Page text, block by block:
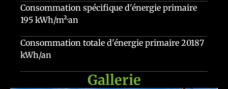
Consommation spécifique d'énergie primaire
195 kWh/m²·an
Consommation totale d'énergie primaire 20187
kWh/an
Gallerie